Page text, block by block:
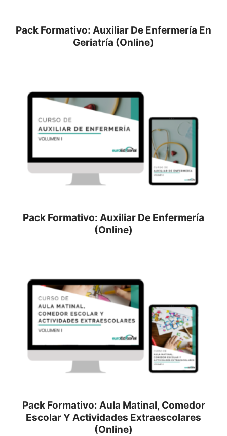
Pack Formativo: Auxiliar De Enfermería En
Geriatría (Online)
Pack Formativo: Auxiliar De Enfermería
(Online)
Pack Formativo: Aula Matinal, Comedor
Escolar Y Actividades Extraescolares
(Online)